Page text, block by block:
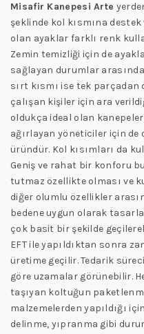
Misafir KanepesiArte
şeklinde kol kısmına
olan ayaklar farklı renk
Zemin temizliği için de
sağlayan durumlar
sırt kısmı ise tek parçadan
çalışan kişiler için ara
oldukça ideal olan
ağırlayan yöneticiler için
üründür. Kol kısımları da
Geniş ve rahat bir konforu
tutmaz özellikte olması ve
diğer olumlu özellikler
bedene uygun olarak
çok basit bir şekilde
EFT ile yapıldıktan sonra
üretime geçilir. Tedarik
göre uzamalar görünebilir.
taşıyan koltuğun
malzemelerden yapıldığı
delinme, yıpranma gibi